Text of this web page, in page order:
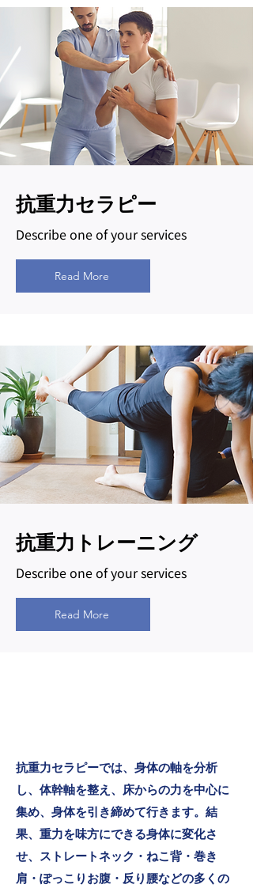
​抗重力セラピー
Describe one of your services
Read More
​抗重力トレーニング
Describe one of your services
Read More
抗重力セラピーでは、身体の軸を分析
し、体幹軸を整え、床からの力を中心に
集め、身体を引き締めて行きます。結
果、重力を味方にできる身体に変化さ
せ、ストレートネック・ねこ背・巻き
肩・ぽっこりお腹・反り腰などの多くの